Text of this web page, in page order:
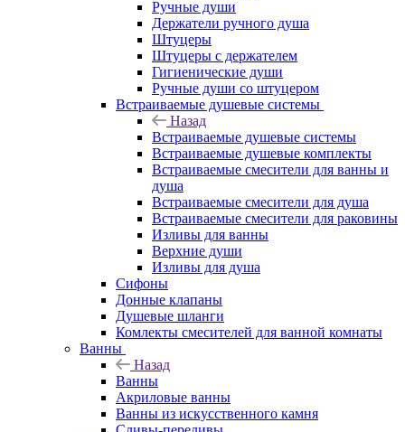
Ручные души
Держатели ручного душа
Штуцеры
Штуцеры с держателем
Гигиенические души
Ручные души со штуцером
Встраиваемые душевые системы
Назад
Встраиваемые душевые системы
Встраиваемые душевые комплекты
Встраиваемые смесители для ванны и
душа
Встраиваемые смесители для душа
Встраиваемые смесители для раковины
Изливы для ванны
Верхние души
Изливы для душа
Сифоны
Донные клапаны
Душевые шланги
Комлекты смесителей для ванной комнаты
Ванны
Назад
Ванны
Акриловые ванны
Ванны из искусственного камня